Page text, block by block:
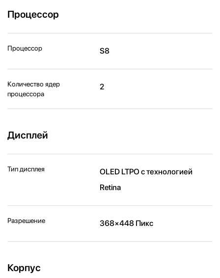
Процессор
Процессор S8
Количество ядер
процессора
2
Дисплей
Тип дисплея
OLED LTPO с технологией
Retina
Разрешение 368×448 Пикс
Корпус